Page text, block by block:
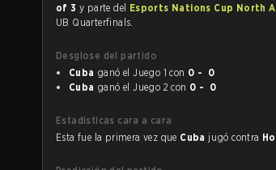
of 3 y parte del Esports Nations Cup North
UB Quarterfinals.
Desglose del partido
Cuba
ganó el Juego 1 con
0 - 0
Cuba
ganó el Juego 2 con 0 - 0
Estadísticas cara a cara
Esta fue la primera vez que Cuba jugó contra